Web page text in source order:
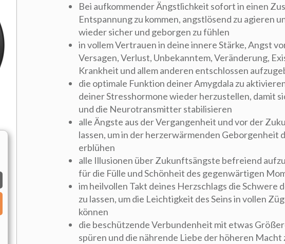
Bei aufkommender Ängstlichkeit sofort in einen
Entspannung zu kommen, angstlösend zu agieren
wieder sicher und geborgen zu fühlen
in vollem Vertrauen in deine innere Stärke, Angst
Versagen, Verlust, Unbekanntem, Veränderung,
Krankheit und allem anderen entschlossen
die optimale Funktion deiner Amygdala zu
deiner Stresshormone wieder herzustellen, damit
und die Neurotransmitter stabilisieren
alle Ängste aus der Vergangenheit und vor der
lassen, um in der herzerwärmenden Geborgenheit
erblühen
alle Illusionen über Zukunftsängste befreiend
für die Fülle und Schönheit des gegenwärtigen
im heilvollen Takt deines Herzschlags die Schwere
zu lassen, um die Leichtigkeit des Seins in vollen
können
die beschützende Verbundenheit mit etwas
spüren und die nährende Liebe der höheren Macht